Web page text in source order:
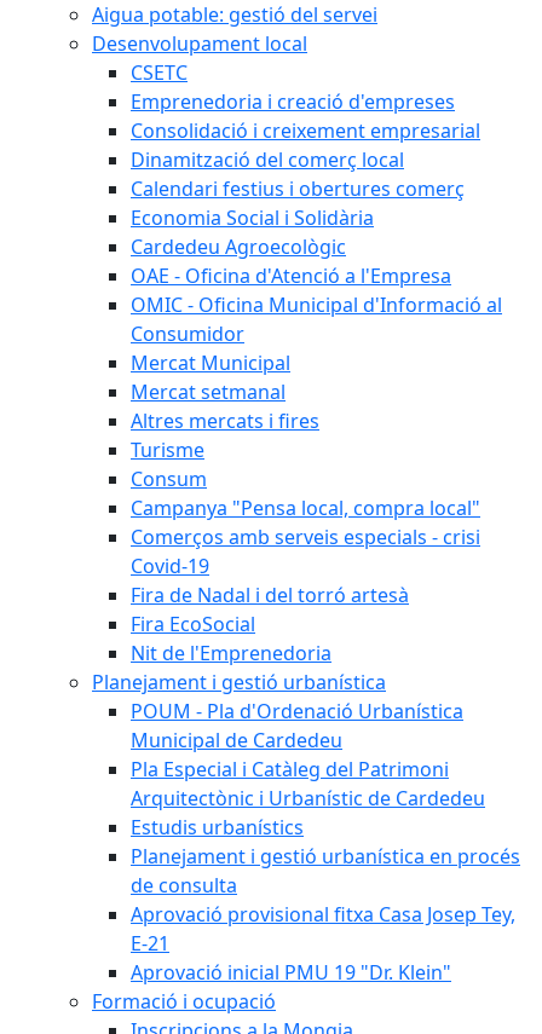
Aigua potable: gestió del servei
Desenvolupament local
CSETC
Emprenedoria i creació d'empreses
Consolidació i creixement empresarial
Dinamització del comerç local
Calendari festius i obertures comerç
Economia Social i Solidària
Cardedeu Agroecològic
OAE - Oficina d'Atenció a l'Empresa
OMIC - Oficina Municipal d'Informació al
Consumidor
Mercat Municipal
Mercat setmanal
Altres mercats i fires
Turisme
Consum
Campanya "Pensa local, compra local"
Comerços amb serveis especials - crisi
Covid-19
Fira de Nadal i del torró artesà
Fira EcoSocial
Nit de l'Emprenedoria
Planejament i gestió urbanística
POUM - Pla d'Ordenació Urbanística
Municipal de Cardedeu
Pla Especial i Catàleg del Patrimoni
Arquitectònic i Urbanístic de Cardedeu
Estudis urbanístics
Planejament i gestió urbanística en procés
de consulta
Aprovació provisional fitxa Casa Josep Tey,
E-21
Aprovació inicial PMU 19 "Dr. Klein"
Formació i ocupació